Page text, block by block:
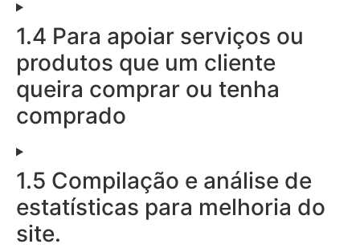
1.4 Para apoiar serviços ou
produtos que um cliente
queira comprar ou tenha
comprado
1.5 Compilação e análise de
estatísticas para melhoria do
site.